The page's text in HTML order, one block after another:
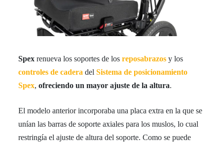
Spex renueva los soportes de losreposabrazos y los
controles de cadera delSistema de posicionamiento
Spex,ofreciendo un mayor ajuste de la altura.
El modelo anterior incorporaba una placa extra en la que se
unían las barras de soporte axiales para los muslos, lo cual
restringía el ajuste de altura del soporte. Como se puede